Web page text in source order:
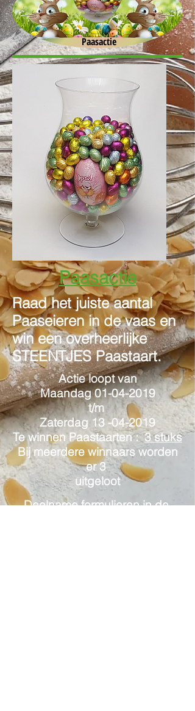
Paasactie
Paasactie
Raad het juiste aantal
Paaseieren in de vaas en
win een overheerlijke
STEENTJES Paastaart.
Actieloopt van
Maandag01-04-2019
t/m
Zaterdag 13 -04-2019
Te winnen Paastaarten :3 stuks
Bij meerdere winnaars worden
er 3
uitgeloot
Deelname formulieren in de